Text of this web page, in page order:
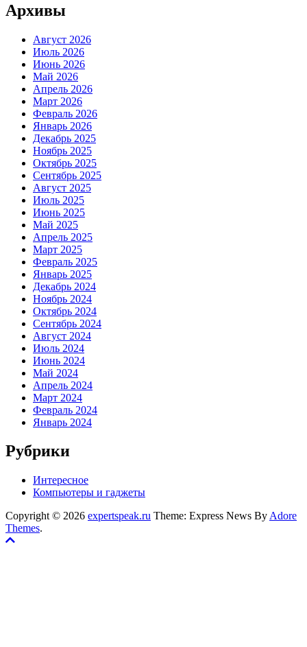
Архивы
Август 2026
Июль 2026
Июнь 2026
Май 2026
Апрель 2026
Март 2026
Февраль 2026
Январь 2026
Декабрь 2025
Ноябрь 2025
Октябрь 2025
Сентябрь 2025
Август 2025
Июль 2025
Июнь 2025
Май 2025
Апрель 2025
Март 2025
Февраль 2025
Январь 2025
Декабрь 2024
Ноябрь 2024
Октябрь 2024
Сентябрь 2024
Август 2024
Июль 2024
Июнь 2024
Май 2024
Апрель 2024
Март 2024
Февраль 2024
Январь 2024
Рубрики
Интересное
Компьютеры и гаджеты
Copyright © 2026 expertspeak.ru Theme: Express News By Adore
Themes.